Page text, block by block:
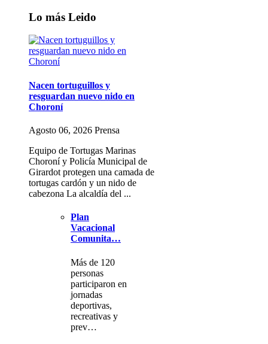
Lo más Leido
Nacen tortuguillos y
resguardan nuevo nido en
Choroní
Agosto 06, 2026 Prensa
Equipo de Tortugas Marinas
Choroní y Policía Municipal de
Girardot protegen una camada de
tortugas cardón y un nido de
cabezona La alcaldía del ...
Plan
Vacacional
Comunita…
Más de 120
personas
participaron en
jornadas
deportivas,
recreativas y
prev…